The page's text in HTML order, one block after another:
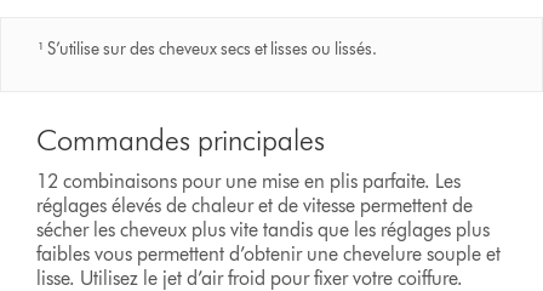
¹ S’utilise sur des cheveux secs et lisses ou lissés.
Commandes principales
12 combinaisons pour une mise en plis parfaite. Les
réglages élevés de chaleur et de vitesse permettent de
sécher les cheveux plus vite tandis que les réglages plus
faibles vous permettent d’obtenir une chevelure souple et
lisse. Utilisez le jet d’air froid pour fixer votre coiffure.